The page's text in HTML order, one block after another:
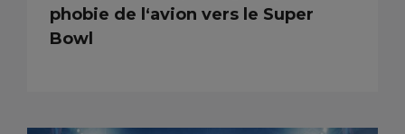
phobie de l‘avion vers le Super
Bowl